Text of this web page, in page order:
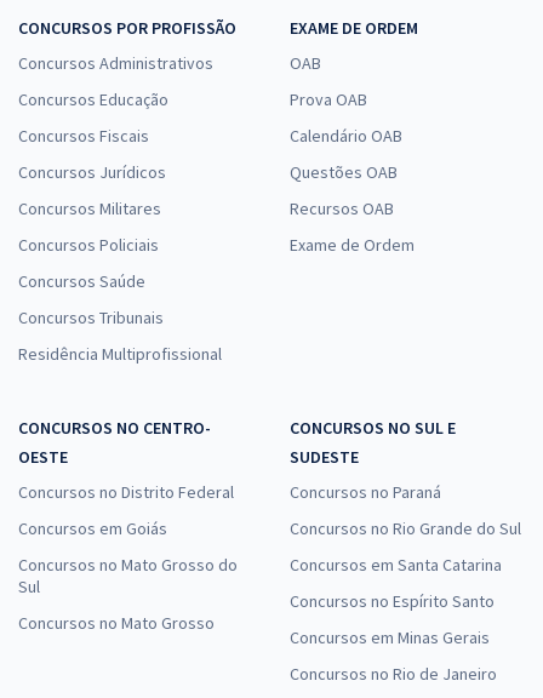
CONCURSOS POR PROFISSÃO
Concursos Administrativos
Concursos Educação
Concursos Fiscais
Concursos Jurídicos
Concursos Militares
Concursos Policiais
Concursos Saúde
Concursos Tribunais
Residência Multiprofissional
EXAME DE ORDEM
OAB
Prova OAB
Calendário OAB
Questões OAB
Recursos OAB
Exame de Ordem
CONCURSOS NO CENTRO-
OESTE
Concursos no Distrito Federal
Concursos em Goiás
Concursos no Mato Grosso do
Sul
Concursos no Mato Grosso
CONCURSOS NO SUL E
SUDESTE
Concursos no Paraná
Concursos no Rio Grande do Sul
Concursos em Santa Catarina
Concursos no Espírito Santo
Concursos em Minas Gerais
Concursos no Rio de Janeiro